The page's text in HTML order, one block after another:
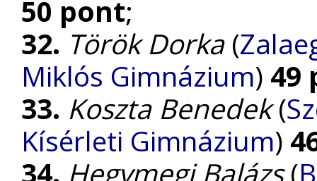
50 pont;
32. Török Dorka(
Miklós Gimnázium) 49
33. Koszta Benedek(
Kísérleti Gimnázium)
34. Hegymegi Balázs(